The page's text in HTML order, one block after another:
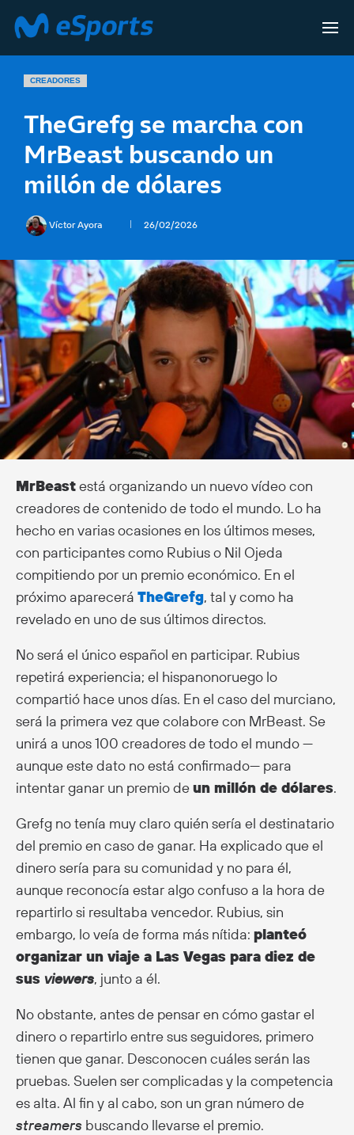
CREADORES
TheGrefg se marcha con
MrBeast buscando un
millón de dólares
Víctor Ayora 26/02/2026
MrBeastestá organizando un nuevo vídeo con
creadores de contenido de todo el mundo. Lo ha
hecho en varias ocasiones en los últimos meses,
con participantes como Rubius o Nil Ojeda
compitiendo por un premio económico. En el
próximo aparecerá TheGrefg, tal y como ha
revelado en uno de sus últimos directos.
No será el único español en participar. Rubius
repetirá experiencia; el hispanonoruego lo
compartió hace unos días. En el caso del murciano,
será la primera vez que colabore con MrBeast. Se
unirá a unos 100 creadores de todo el mundo —
aunque este dato no está confirmado— para
intentar ganar un premio deun millón de dólares.
Grefg no tenía muy claro quién sería el destinatario
del premio en caso de ganar. Ha explicado que el
dinero sería para su comunidad y no para él,
aunque reconocía estar algo confuso a la hora de
repartirlo si resultaba vencedor. Rubius, sin
embargo, lo veía de forma más nítida: planteó
organizar un viaje a Las Vegas para diez de
sus viewers, junto a él.
No obstante, antes de pensar en cómo gastar el
dinero o repartirlo entre sus seguidores, primero
tienen que ganar. Desconocen cuáles serán las
pruebas. Suelen ser complicadas y la competencia
es alta. Al fin y al cabo, son un gran número de
streamers buscando llevarse el premio.